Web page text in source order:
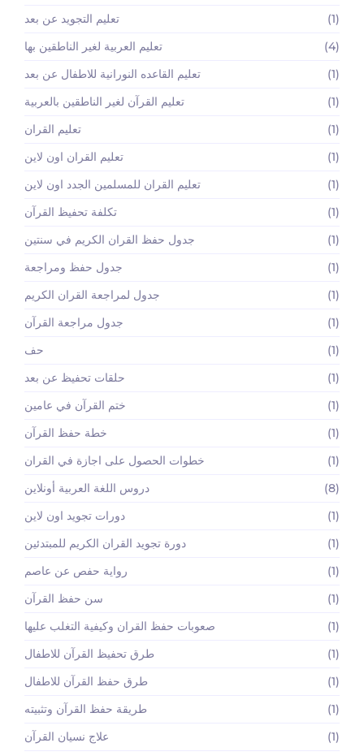
تعليم التجويد عن بعد
(1)
تعليم العربية لغير الناطقين بها
(4)
تعليم القاعده النورانية للاطفال عن بعد
(1)
تعليم القرآن لغير الناطقين بالعربية
(1)
تعليم القران
(1)
تعليم القران اون لاين
(1)
تعليم القران للمسلمين الجدد اون لاين
(1)
تكلفة تحفيظ القرآن
(1)
جدول حفظ القران الكريم في سنتين
(1)
جدول حفظ ومراجعة
(1)
جدول لمراجعة القران الكريم
(1)
جدول مراجعة القرآن
(1)
حف
(1)
حلقات تحفيظ عن بعد
(1)
ختم القرآن في عامين
(1)
خطة حفظ القرآن
(1)
خطوات الحصول على اجازة في القران
(1)
دروس اللغة العربية أونلاين
(8)
دورات تجويد اون لاين
(1)
دورة تجويد القران الكريم للمبتدئين
(1)
رواية حفص عن عاصم
(1)
سن حفظ القرآن
(1)
صعوبات حفظ القران وكيفية التغلب عليها
(1)
طرق تحفيظ القرآن للاطفال
(1)
طرق حفظ القرآن للاطفال
(1)
طريقة حفظ القرآن وتثبيته
(1)
علاج نسيان القرآن
(1)